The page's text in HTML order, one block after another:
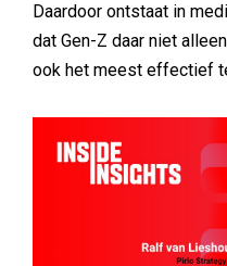
Daardoor ontstaat in
dat Gen-Z daar niet
ook het meest effectief